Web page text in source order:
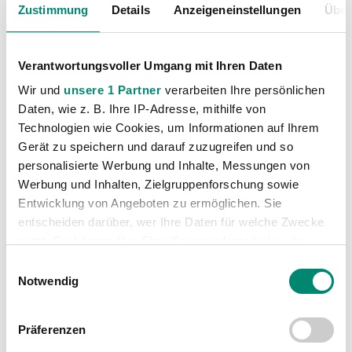
Zustimmung Details Anzeigeneinstellungen
Verantwortungsvoller Umgang mit Ihren Daten
Wir und unsere 1 Partner verarbeiten Ihre persönlichen
Daten, wie z. B. Ihre IP-Adresse, mithilfe von
Technologien wie Cookies, um Informationen auf Ihrem
Gerät zu speichern und darauf zuzugreifen und so
personalisierte Werbung und Inhalte, Messungen von
Werbung und Inhalten, Zielgruppenforschung sowie
Entwicklung von Angeboten zu ermöglichen. Sie
entscheiden darüber, wer Ihre Daten für welche Zwecke
Trigger Symbol ändern oder widerrufen
Erfahren Sie mehr darüber, wie Ihre persönlichen Daten
verarbeitet werden, und legen Sie Ihre Präferenzen im
Notwendig
Präferenzen
Partners OX versorgt.